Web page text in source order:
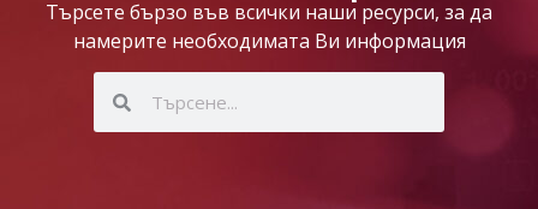
Търсете бързо във всички наши ресурси, за да
намерите необходимата Ви информация